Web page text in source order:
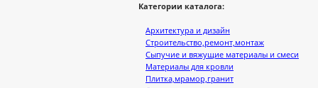
Категории каталога:
Архитектура и дизайн
Строительство,ремонт,монтаж
Сыпучие и вяжущие материалы и смеси
Материалы для кровли
Плитка,мрамор,гранит